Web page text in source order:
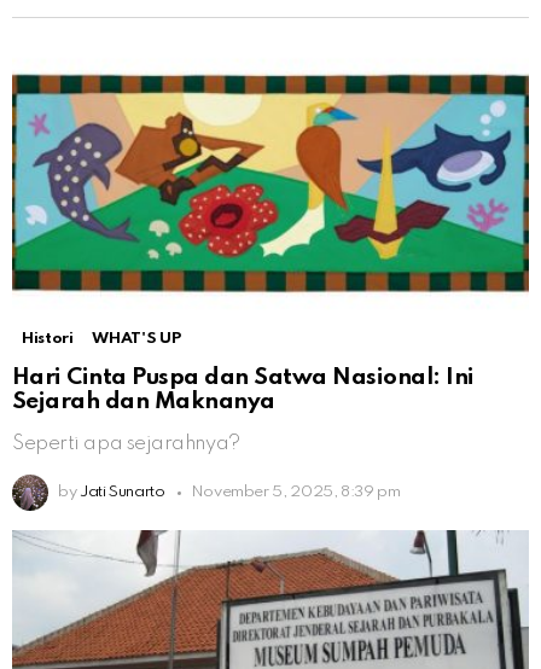
Histori WHAT'S UP
Hari Cinta Puspa dan Satwa Nasional: Ini
Sejarah dan Maknanya
Seperti apa sejarahnya?
by Jati Sunarto November 5, 2025, 8:39 pm